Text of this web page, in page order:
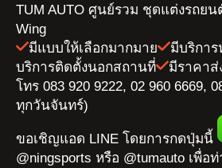
TUM AUTO ศูนย์รวม ชุดแต่งรถย
Wing
มีแบบให้เลือกมากมาย
มีบริกา
บริการติดตั้งนอกสถานที่
มีราคาส่
โทร 083 920 9222, 02 960 6669,
ทุกวันจันทร์)
ขอเชิญแอด LINE โดยการกดปุ่มนี้
@ningsports หรือ @tumauto เพื่